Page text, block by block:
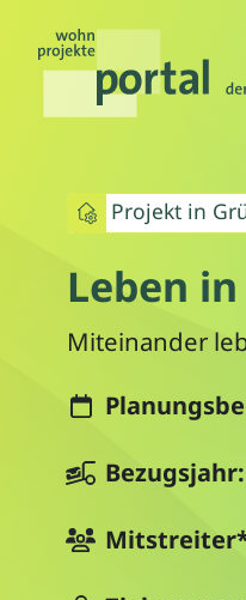
Projekt in
Leben
Miteinander
Bezugsjahr: